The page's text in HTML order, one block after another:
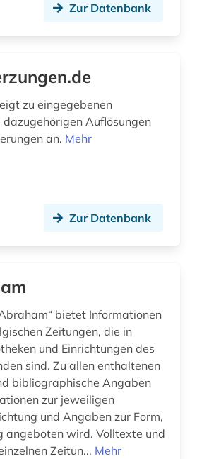
bildbearbeitung (2)
bilddatenbank (16)
bildsammlung (1)
bildungsangebot (1)
bildungsarbeit (1)
bildungsforschung (1)
bildwissenschaft (2)
Zur Datenbank
zu eingegebenen
Auflösungen
an. Mehr
Zur Datenbank
bietet Informationen
Zeitungen, die in
und Einrichtungen des
sind. Zu allen enthaltenen
bibliographische Angaben
zur jeweiligen
und Angaben zur Form,
angeboten wird. Volltexte und
Zeitun... Mehr